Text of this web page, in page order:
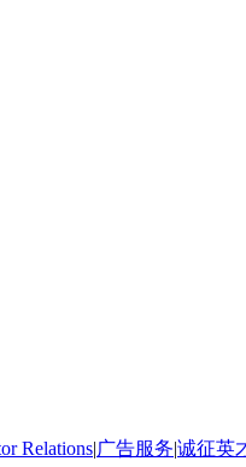
Relations|广告服务|诚征英